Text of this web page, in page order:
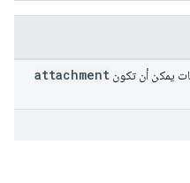
يمكن أن تكون attachment